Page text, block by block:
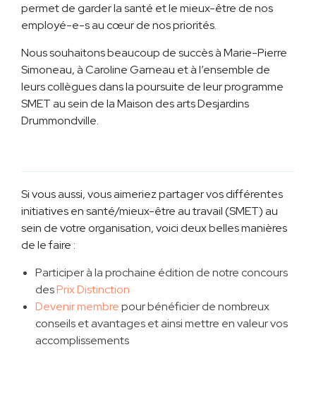
permet de garder la santé et le mieux-être de nos
employé-e-s au cœur de nos priorités.
Nous souhaitons beaucoup de succès à Marie-Pierre
Simoneau, à Caroline Garneau et à l’ensemble de
leurs collègues dans la poursuite de leur programme
SMET au sein de la Maison des arts Desjardins
Drummondville.
Si vous aussi, vous aimeriez partager vos différentes
initiatives en santé/mieux-être au travail (SMET) au
sein de votre organisation, voici deux belles manières
de le faire :
Participer à la prochaine édition de notre concours
desPrix Distinction
Devenir membrepour bénéficier de nombreux
conseils et avantages et ainsi mettre en valeur vos
accomplissements